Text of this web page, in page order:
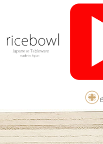
≪軽井沢店営業のお知らせ≫
ざいます。軽井沢店2026年
んご用意しております。み
♪
碗。実店舗でも手にとって
2025/10/26